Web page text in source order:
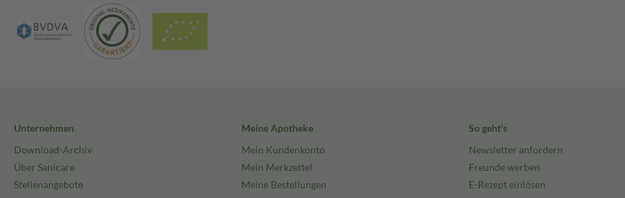
Unternehmen
Download-Archiv
Über Sanicare
Stellenangebote
Meine Apotheke
Mein Kundenkonto
Mein Merkzettel
Meine Bestellungen
So geht's
Newsletter anfordern
Freunde werben
E-Rezept einlösen